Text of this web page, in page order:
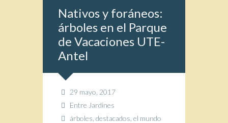
Nativos y foráneos:
árboles en el Parque
de Vacaciones UTE-
Antel
29 mayo, 2017
Entre Jardines
árboles destacados el mundo